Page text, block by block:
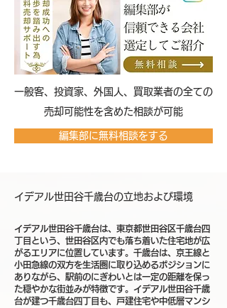
​一般客、投資家、外国人、買取業者の全ての
売却可能性を含めた相談が可能
編集部に無料相談をする
イデアル世田谷千歳台の立地および環境
イデアル世田谷千歳台は、東京都世田谷区千歳台四
丁目という、世田谷区内でも落ち着いた住宅地が広
がるエリアに位置しています。千歳台は、京王線と
小田急線の双方を生活圏に取り込めるポジションに
ありながら、駅前のにぎわいとは一定の距離を保っ
た穏やかな街並みが特徴です。イデアル世田谷千歳
台が建つ千歳台四丁目も、戸建住宅や中低層マンシ